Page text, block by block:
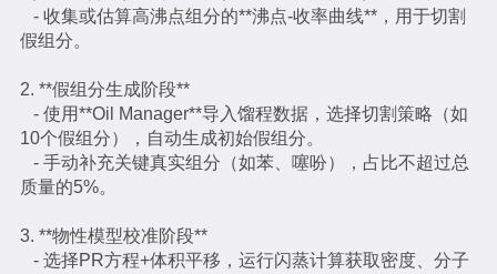
- 收集或估算高沸点组分的**沸点-收率曲线**，用于切割
假组分。
2. **假组分生成阶段**
- 使用**Oil Manager**导入馏程数据，选择切割策略（如
10个假组分），自动生成初始假组分。
- 手动补充关键真实组分（如苯、噻吩），占比不超过总
质量的5%。
3. **物性模型校准阶段**
- 选择PR方程+体积平移，运行闪蒸计算获取密度、分子